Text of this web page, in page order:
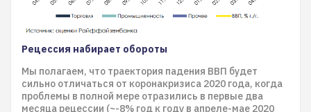
Рецессия набирает обороты
Мы полагаем, что траектория падения ВВП будет
сильно отличаться от коронакризиса 2020 года, когда
проблемы в полной мере отразились в первые два
месяца рецессии (~-8% год к году в апреле-мае 2020